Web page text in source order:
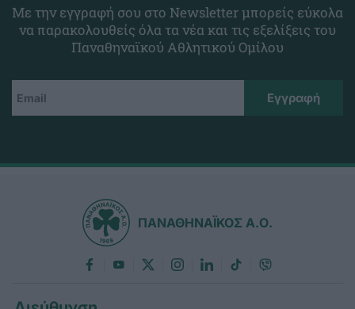
Με την εγγραφή σου στο Newsletter μπορείς εύκολα
να παρακολουθείς όλα τα νέα και τις εξελίξεις του
Παναθηναϊκού Αθλητικού Ομίλου
ΠΑΝΑΘΗΝΑΪΚΟΣ Α.Ο.